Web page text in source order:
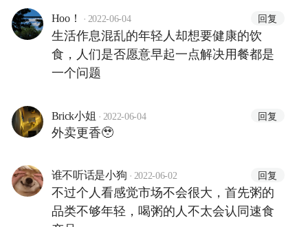
Hoo！ · 2022-06-04 回复
生活作息混乱的年轻人却想要健康的饮
食，人们是否愿意早起一点解决用餐都是
一个问题
Brick小姐 · 2022-06-04 回复
外卖更香🥹
谁不听话是小狗 · 2022-06-02 回复
不过个人看感觉市场不会很大，首先粥的
品类不够年轻，喝粥的人不太会认同速食